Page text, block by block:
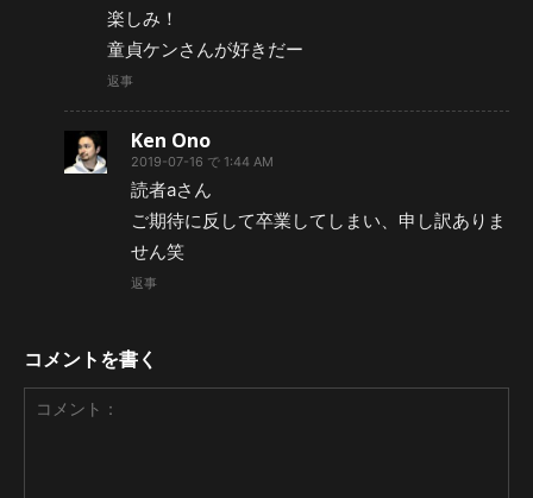
楽しみ！
童貞ケンさんが好きだー
返事
Ken Ono
2019-07-16 で 1:44 AM
読者aさん
ご期待に反して卒業してしまい、申し訳ありま
せん笑
返事
コメントを書く